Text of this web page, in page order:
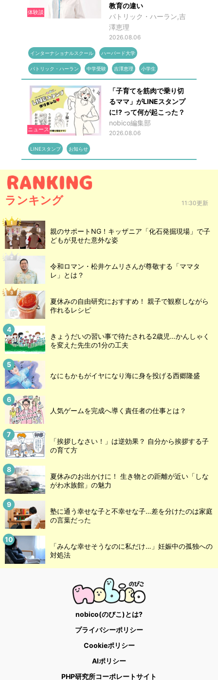
体験談
教育の違い
パトリック・ハーラン,吉
澤恵理
2026.08.06
インターナショナルスクール ハーバード大学
パトリック・ハーラン 中学受験 吉澤恵理 小学生
ニュース
「子育てを筋肉で乗り切
るママ」がLINEスタンプ
に!? って何が起こった？
nobico編集部
2026.08.06
LINEスタンプ お知らせ
ランキング 11:30更新
親のサポートNG！キッザニア「化石発掘現場」で子
どもが見せた意外な姿
令和ロマン・松井ケムリさんが尊敬する「ママタ
レ」とは？
夏休みの自由研究におすすめ！ 親子で観察しながら
作れるレシピ
きょうだいの習い事で待たされる2歳児...かんしゃく
を変えた先生の1分の工夫
なにもかもがイヤになり海に身を投げる西郷隆盛
人気ゲームを完成へ導く責任者の仕事とは？
「挨拶しなさい！」は逆効果？ 自分から挨拶する子
の育て方
夏休みのお出かけに！ 生き物との距離が近い「しな
がわ水族館」の魅力
塾に通う幸せな子と不幸せな子…差を分けたのは家庭
の言葉だった
「みんな幸せそうなのに私だけ…」妊娠中の孤独への
対処法
nobico(のびこ)とは?
プライバシーポリシー
Cookieポリシー
AIポリシー
PHP研究所コーポレートサイト